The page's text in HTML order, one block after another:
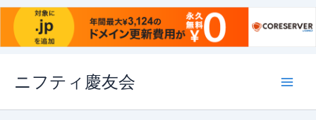
ス
ニフティ慶友会